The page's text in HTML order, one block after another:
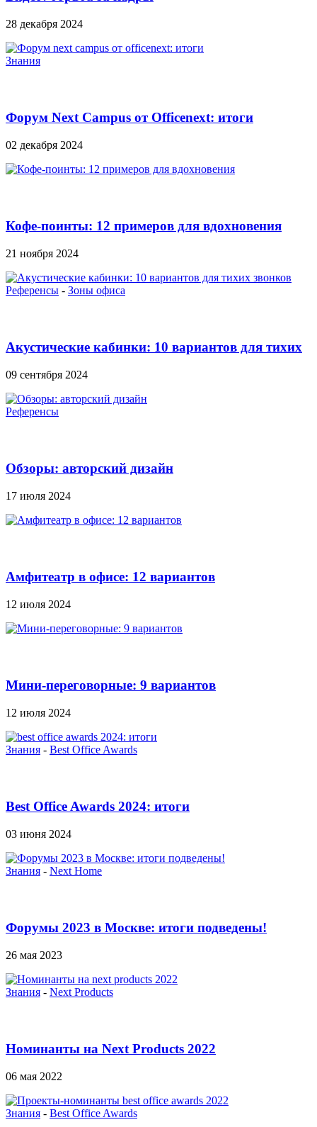
28 декабря 2024
Знания
Форум Next Campus от Officenext: итоги
02 декабря 2024
Кофе-поинты: 12 примеров для вдохновения
21 ноября 2024
Референсы - Зоны офиса
Акустические кабинки: 10 вариантов для тихих
09 сентября 2024
Референсы
Обзоры: авторский дизайн
17 июля 2024
Амфитеатр в офисе: 12 вариантов
12 июля 2024
Мини-переговорные: 9 вариантов
12 июля 2024
Знания - Best Office Awards
Best Office Awards 2024: итоги
03 июня 2024
Знания - Next Home
Форумы 2023 в Москве: итоги подведены!
26 мая 2023
Знания - Next Products
Номинанты на Next Products 2022
06 мая 2022
Знания - Best Office Awards